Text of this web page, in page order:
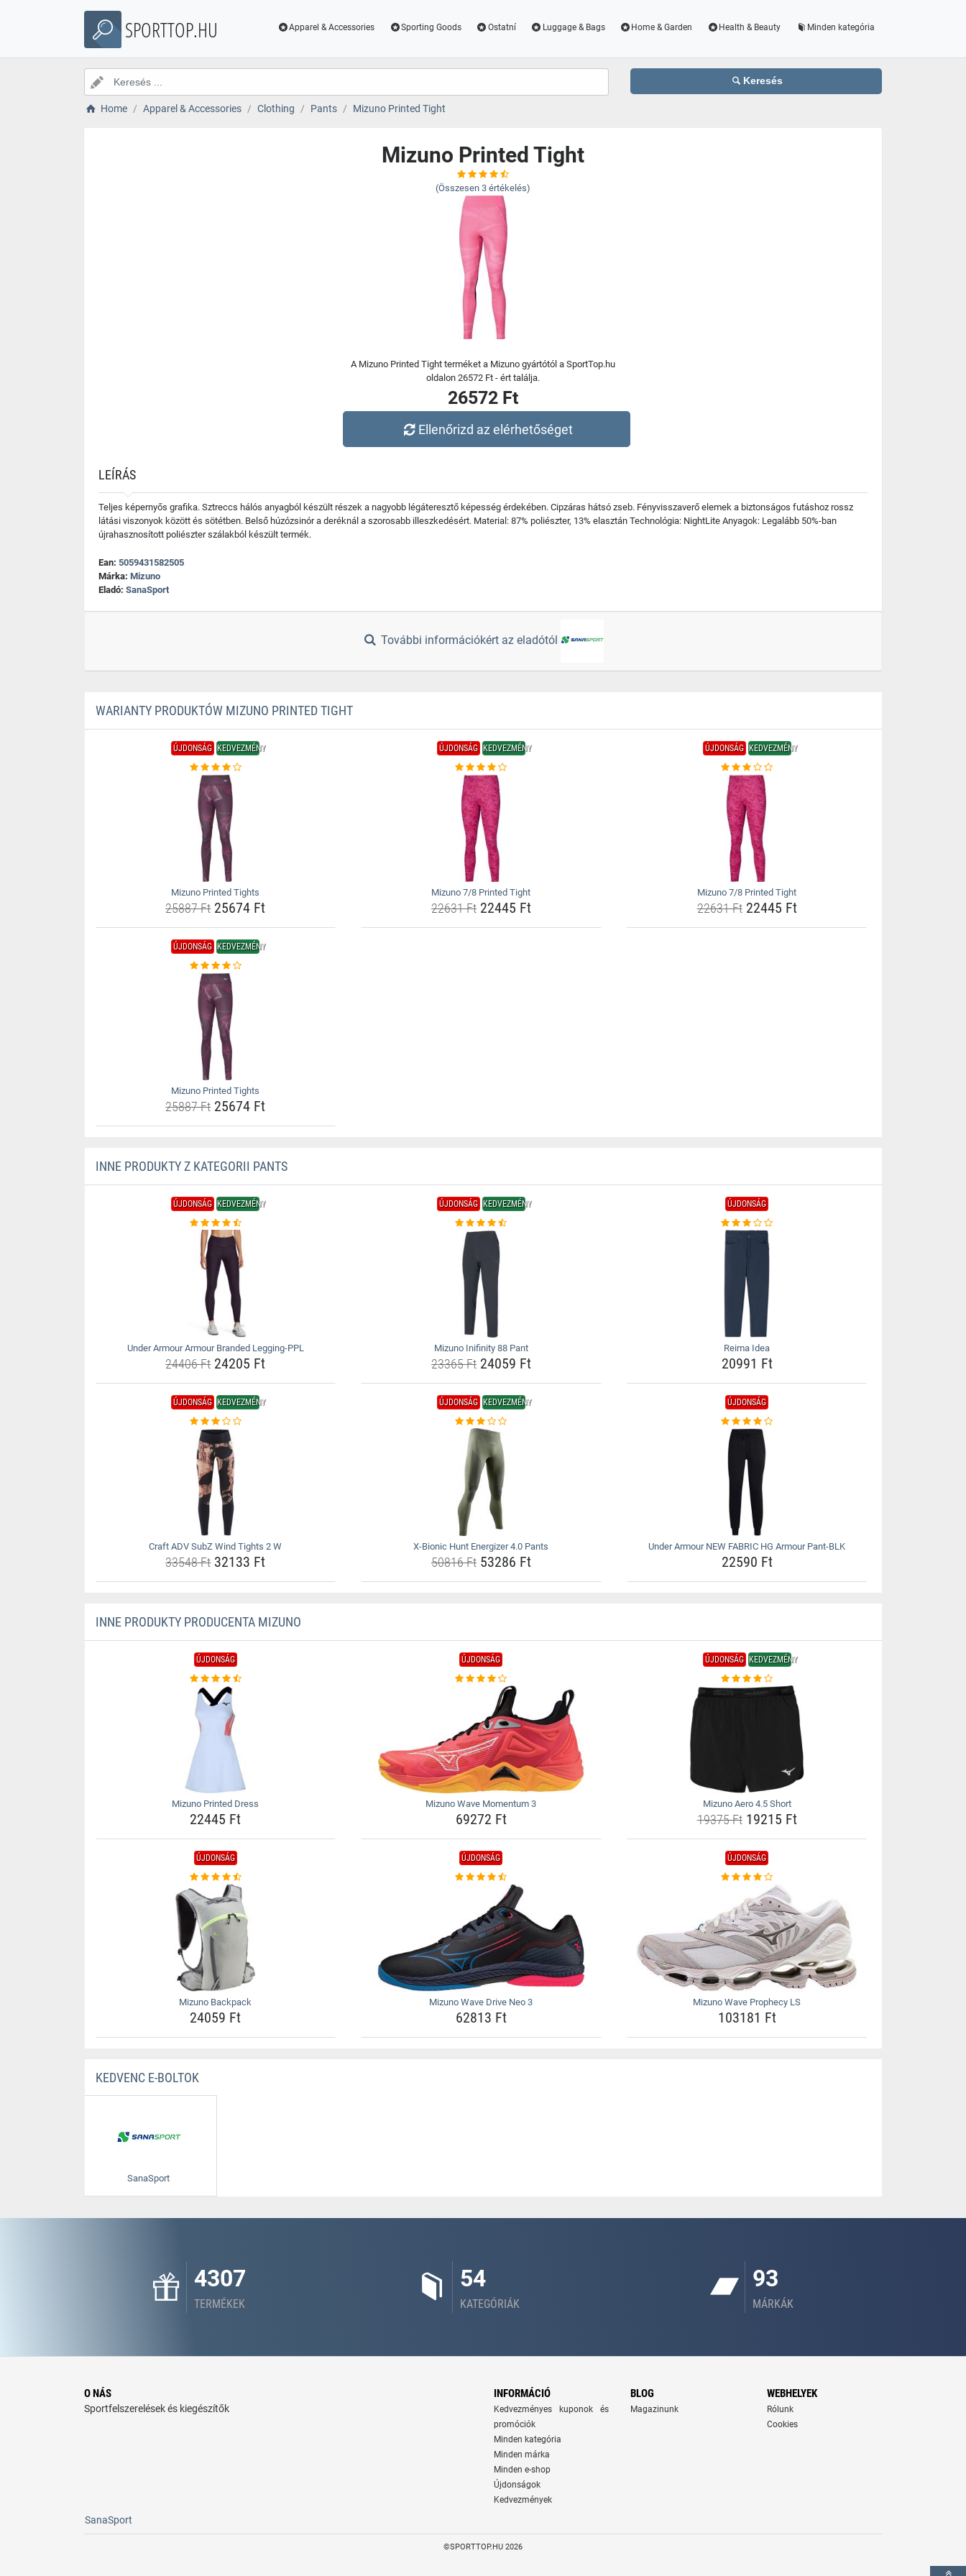
SPORTTOP.HU Apparel & Accessories Sporting Goods Ostatní Luggage & Bags Home & Garden Health & Beauty Minden kategória
Keresés
Home Apparel & Accessories Clothing Pants Mizuno Printed Tight
Mizuno Printed Tight
(Összesen 3 értékelés)
A Mizuno Printed Tight terméket a Mizuno gyártótól a SportTop.hu
oldalon 26572 Ft - ért találja.
26572 Ft
Ellenőrizd az elérhetőséget
LEÍRÁS
Teljes képernyős grafika. Sztreccs hálós anyagból készült részek a nagyobb légáteresztő képesség érdekében. Cipzáras hátsó zseb. Fényvisszaverő elemek a biztonságos futáshoz rossz
látási viszonyok között és sötétben. Belső húzózsinór a deréknál a szorosabb illeszkedésért. Material: 87% poliészter, 13% elasztán Technológia: NightLite Anyagok: Legalább 50%-ban
újrahasznosított poliészter szálakból készült termék.
Ean: 5059431582505
Márka: Mizuno
Eladó: SanaSport
További információkért az eladótól
WARIANTY PRODUKTÓW MIZUNO PRINTED TIGHT
ÚJDONSÁG KEDVEZMÉNY
Mizuno Printed Tights
25887 Ft25674 Ft
ÚJDONSÁG KEDVEZMÉNY
Mizuno 7/8 Printed Tight
22631 Ft22445 Ft
ÚJDONSÁG KEDVEZMÉNY
Mizuno 7/8 Printed Tight
22631 Ft22445 Ft
ÚJDONSÁG KEDVEZMÉNY
Mizuno Printed Tights
25887 Ft25674 Ft
INNE PRODUKTY Z KATEGORII PANTS
ÚJDONSÁG KEDVEZMÉNY
Under Armour Armour Branded Legging-PPL
24406 Ft24205 Ft
ÚJDONSÁG KEDVEZMÉNY
Mizuno Inifinity 88 Pant
23365 Ft24059 Ft
ÚJDONSÁG
Reima Idea
20991 Ft
ÚJDONSÁG KEDVEZMÉNY
Craft ADV SubZ Wind Tights 2 W
33548 Ft32133 Ft
ÚJDONSÁG KEDVEZMÉNY
X-Bionic Hunt Energizer 4.0 Pants
50816 Ft53286 Ft
ÚJDONSÁG
Under Armour NEW FABRIC HG Armour Pant-BLK
22590 Ft
INNE PRODUKTY PRODUCENTA MIZUNO
ÚJDONSÁG
Mizuno Printed Dress
22445 Ft
ÚJDONSÁG
Mizuno Wave Momentum 3
69272 Ft
ÚJDONSÁG KEDVEZMÉNY
Mizuno Aero 4.5 Short
19375 Ft19215 Ft
ÚJDONSÁG
Mizuno Backpack
24059 Ft
ÚJDONSÁG
Mizuno Wave Drive Neo 3
62813 Ft
ÚJDONSÁG
Mizuno Wave Prophecy LS
103181 Ft
KEDVENC E-BOLTOK
SanaSport
4307
TERMÉKEK
54
KATEGÓRIÁK
93
MÁRKÁK
O NÁS
Sportfelszerelések és kiegészítők
INFORMÁCIÓ
Kedvezményes kuponok és
promóciók
Minden kategória
Minden márka
Minden e-shop
Újdonságok
Kedvezmények
BLOG
Magazinunk
WEBHELYEK
Rólunk
Cookies
SanaSport
©SPORTTOP.HU 2026